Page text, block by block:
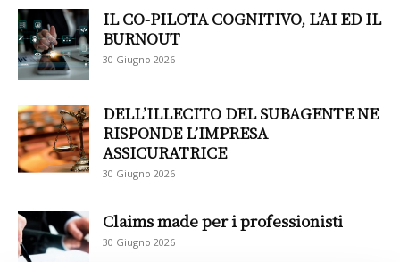
IL CO-PILOTA COGNITIVO, L’AI ED IL
BURNOUT
30 Giugno 2026
DELL’ILLECITO DEL SUBAGENTE NE
RISPONDE L’IMPRESA
ASSICURATRICE
30 Giugno 2026
Claims made per i professionisti
30 Giugno 2026